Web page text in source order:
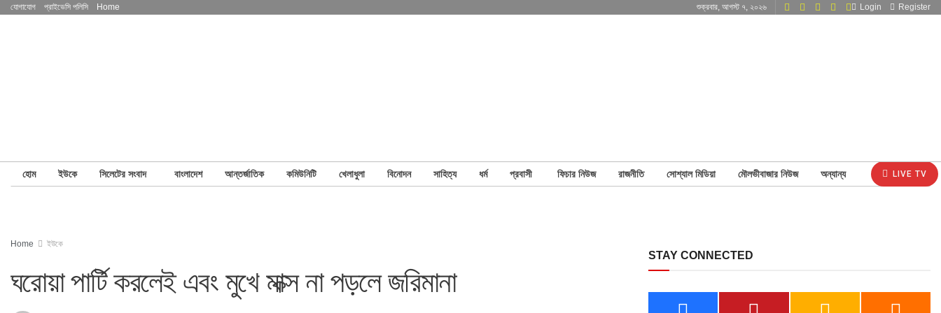
যোগাযোগ প্রাইভেসি পলিসি Home শুক্রবার, আগস্ট ৭, ২০২৬ Login Register
হোম ইউকে সিলেটের সংবাদ বাংলাদেশ আন্তর্জাতিক কমিউনিটি খেলাধুলা বিনোদন সাহিত্য ধর্ম প্রবাসী ফিচার নিউজ রাজনীতি সোশ্যাল মিডিয়া মৌলভীবাজার নিউজ অন্যান্য LIVE TV
Home ইউকে
ঘরোয়া পার্টি করলেই এবং মুখে মাক্স না পড়লে জরিমানা
STAY CONNECTED